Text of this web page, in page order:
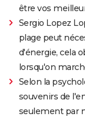
être vos
Sergio Lopez
plage peut
d'énergie, cela
lorsqu'on
Selon la
souvenirs de
seulement par